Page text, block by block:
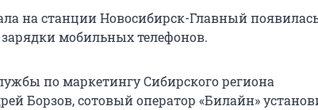
на станции Новосибирск-Главный
мобильных телефонов.
по маркетингу Сибирского региона
Борзов, сотовый оператор «Билайн»